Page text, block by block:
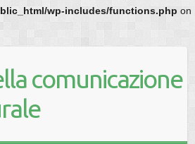
wp-includes/functions.php on
comunicazione